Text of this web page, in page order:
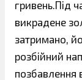
гривень.Під
викрадене
затримано,
розбійний
позбавлення